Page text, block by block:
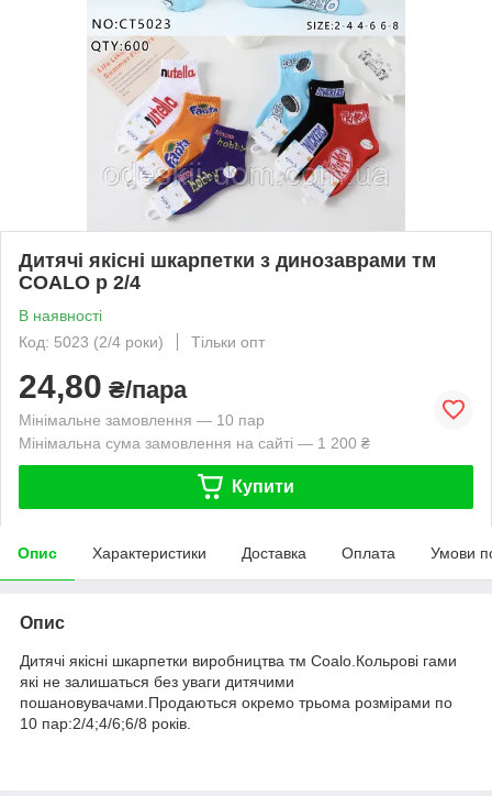
Дитячі якісні шкарпетки з динозаврами тм
COALO р 2/4
В наявності
Код: 5023 (2/4 роки)
Тільки опт
24,80 ₴/пара
Мінімальне замовлення — 10 пар
Мінімальна сума замовлення на сайті — 1 200 ₴
Купити
Опис Характеристики Доставка Оплата Умови
Опис
Дитячі якісні шкарпетки виробництва тм Coalo.Кольрові гами
які не залишаться без уваги дитячими
пошановувачами.Продаються окремо трьома розмірами по
10 пар:2/4;4/6;6/8 років.